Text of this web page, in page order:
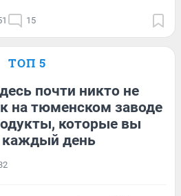
15
ТОП 5
почти никто не
на тюменском заводе
которые вы
каждый день